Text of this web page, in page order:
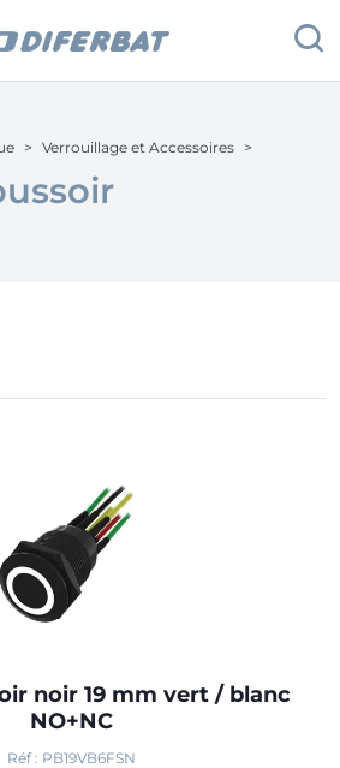
Verrouillage et Accessoires
noir 19 mm vert / blanc
NO+NC
Réf : PB19VB6FSN